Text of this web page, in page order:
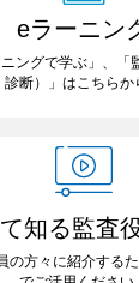
eラーニン
ニングで学ぶ」、「
診断）」はこちらか
知る監査
の方々に紹介する